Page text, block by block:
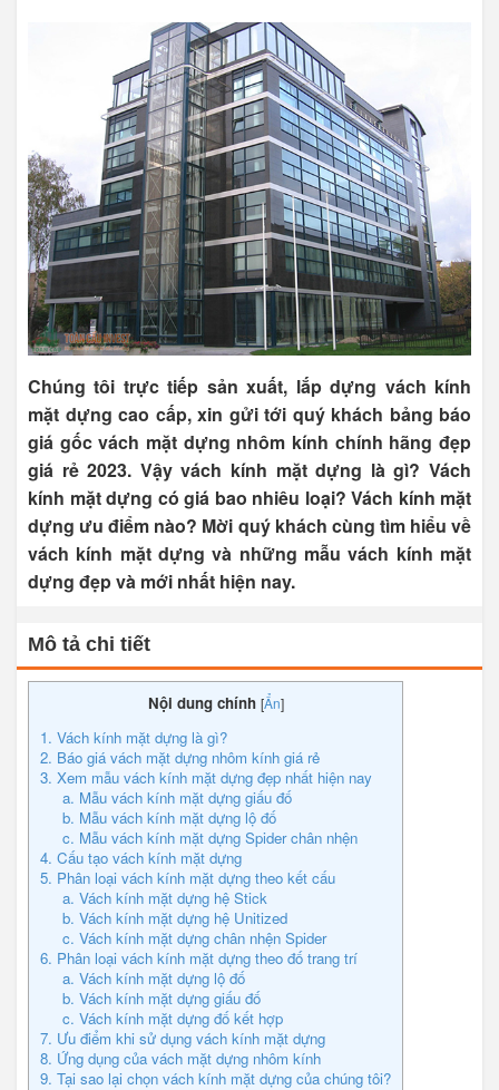
Chúng tôi trực tiếp sản xuất, lắp dựng vách kính
mặt dựng cao cấp, xin gửi tới quý khách bảng báo
giá gốc vách mặt dựng nhôm kính chính hãng đẹp
giá rẻ 2023. Vậy vách kính mặt dựng là gì? Vách
kính mặt dựng có giá bao nhiêu loại? Vách kính mặt
dựng ưu điểm nào? Mời quý khách cùng tìm hiểu về
vách kính mặt dựng và những mẫu vách kính mặt
dựng đẹp và mới nhất hiện nay.
Mô tả chi tiết
Nội dung chính [Ẩn]
1. Vách kính mặt dựng là gì?
2. Báo giá vách mặt dựng nhôm kính giá rẻ
3. Xem mẫu vách kính mặt dựng đẹp nhất hiện nay
a. Mẫu vách kính mặt dựng giấu đố
b. Mẫu vách kính mặt dựng lộ đố
c. Mẫu vách kính mặt dựng Spider chân nhện
4. Cấu tạo vách kính mặt dựng
5. Phân loại vách kính mặt dựng theo kết cấu
a. Vách kính mặt dựng hệ Stick
b. Vách kính mặt dựng hệ Unitized
c. Vách kính mặt dựng chân nhện Spider
6. Phân loại vách kính mặt dựng theo đố trang trí
a. Vách kính mặt dựng lộ đố
b. Vách kính mặt dựng giấu đố
c. Vách kính mặt dựng đố kết hợp
7. Ưu điểm khi sử dụng vách kính mặt dựng
8. Ứng dụng của vách mặt dựng nhôm kính
9. Tại sao lại chọn vách kính mặt dựng của chúng tôi?